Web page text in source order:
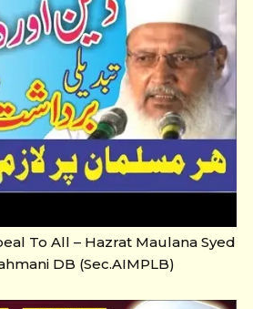
To All – Hazrat Maulana Syed
DB (Sec.AIMPLB)